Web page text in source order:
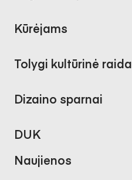
Kūrėjams
Tolygi kultūrinė raida
Dizaino sparnai
DUK
Naujienos